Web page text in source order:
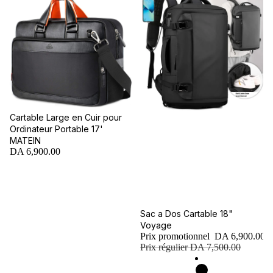
Cartable Large en Cuir pour
Ordinateur Portable 17'
MATEIN
DA 6,900.00
Promotion
Sac a Dos Cartable 18"
Voyage
Prix promotionnel DA 6,900.00
Prix régulierDA 7,500.00